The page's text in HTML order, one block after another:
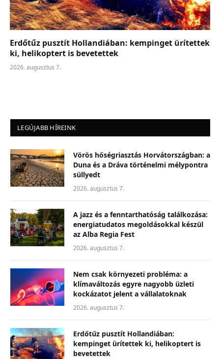
Erdőtűz pusztít Hollandiában: kempinget ürítettek
ki, helikoptert is bevetettek
2026. augusztus 7.
LEGÚJABB HÍREINK
Vörös hőségriasztás Horvátországban: a
Duna és a Dráva történelmi mélypontra
süllyedt
2026. augusztus 7.
A jazz és a fenntarthatóság találkozása:
energiatudatos megoldásokkal készül
az Alba Regia Fest
2026. augusztus 7.
Nem csak környezeti probléma: a
klímaváltozás egyre nagyobb üzleti
kockázatot jelent a vállalatoknak
2026. augusztus 7.
Erdőtűz pusztít Hollandiában:
kempinget ürítettek ki, helikoptert is
bevetettek